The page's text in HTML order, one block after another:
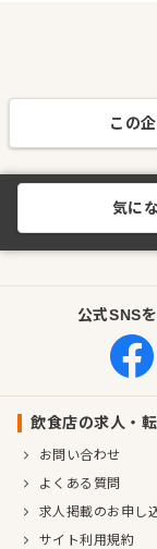
この
気に
公式SNS
飲食店の求人・
お問い合わせ
よくある質問
求人掲載のお申し
サイト利用規約